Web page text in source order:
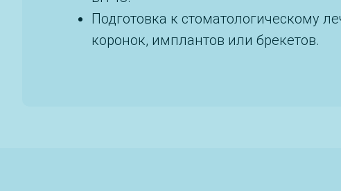
Подготовка к стоматологическому
коронок, имплантов или брекетов.